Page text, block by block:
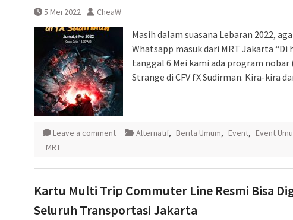
5 Mei 2022 CheaW
Masih dalam suasana Lebaran 2022,
Whatsapp masuk dari MRT Jakarta “Di
tanggal 6 Mei kami ada program
Strange di CFV fX Sudirman. Kira-kira
Leave a comment Alternatif, Berita Umum, Event, Event
MRT
Kartu Multi Trip Commuter Line Resmi Bisa
Seluruh Transportasi Jakarta